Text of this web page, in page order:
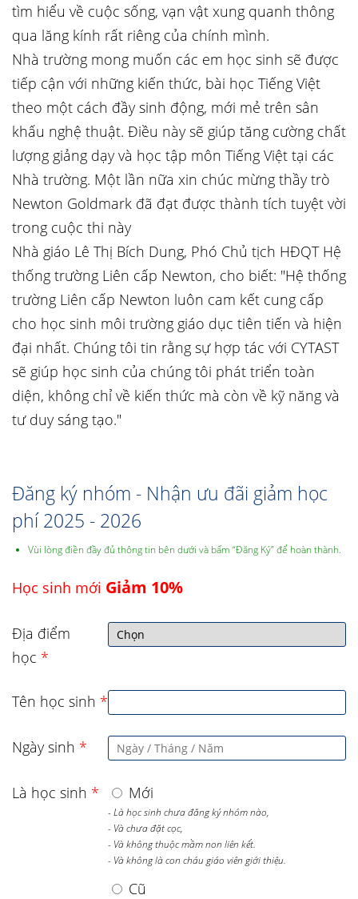
tìm hiểu về cuộc sống, vạn vật xung quanh thông
qua lăng kính rất riêng của chính mình.
Nhà trường mong muốn các em học sinh sẽ được
tiếp cận với những kiến thức, bài học Tiếng Việt
theo một cách đầy sinh động, mới mẻ trên sân
khấu nghệ thuật. Điều này sẽ giúp tăng cường chất
lượng giảng dạy và học tập môn Tiếng Việt tại các
Nhà trường. Một lần nữa xin chúc mừng thầy trò
Newton Goldmark đã đạt được thành tích tuyệt vời
trong cuộc thi này
Nhà giáo Lê Thị Bích Dung, Phó Chủ tịch HĐQT Hệ
thống trường Liên cấp Newton, cho biết: "Hệ thống
trường Liên cấp Newton luôn cam kết cung cấp
cho học sinh môi trường giáo dục tiên tiến và hiện
đại nhất. Chúng tôi tin rằng sự hợp tác với CYTAST
sẽ giúp học sinh của chúng tôi phát triển toàn
diện, không chỉ về kiến thức mà còn về kỹ năng và
tư duy sáng tạo."
Đăng ký nhóm - Nhận ưu đãi giảm học
phí 2025 - 2026
Vùi lòng điền đầy đủ thông tin bên dưới và bấm “Đăng Ký” để hoàn thành.
Học sinh mới Giảm 10%
Địa điểm
học *
Tên học sinh *
Ngày sinh *
Là học sinh * Mới
- Là học sinh chưa đăng ký nhóm nào,
- Và chưa đặt cọc,
- Và không thuộc mầm non liên kết.
- Và không là con cháu giáo viên giới thiệu.
Cũ